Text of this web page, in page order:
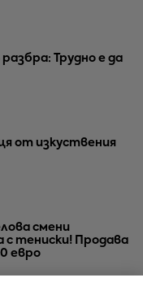
разбра: Трудно е да
от изкуствения
смени
с тениски! Продава
евро